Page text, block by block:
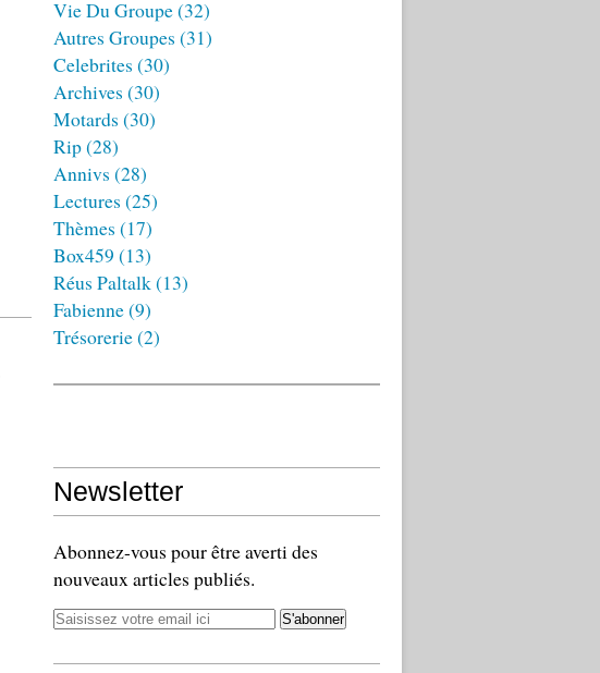
Vie Du Groupe(32)
Autres Groupes (31)
Celebrites (30)
Archives (30)
Motards (30)
Rip(28)
Annivs (28)
Lectures (25)
Thèmes (17)
Box459 (13)
Réus Paltalk(13)
Fabienne(9)
Trésorerie(2)
Newsletter
Abonnez-vous pour être averti des
nouveaux articles publiés.